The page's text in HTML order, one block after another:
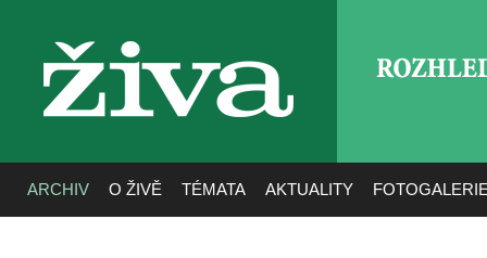
živa
ARCHIV O ŽIVĚ TÉMATA AKTUALITY